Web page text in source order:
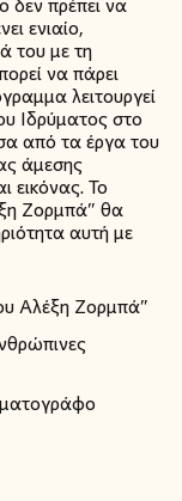
δεν πρέπει να
ενιαίο,
του με τη
να πάρει
λειτουργεί
Ιδρύματος στο
από τα έργα του
άμεσης
εικόνας. Το
Ζορμπά” θα
αυτή με
Αλέξη Ζορμπά”